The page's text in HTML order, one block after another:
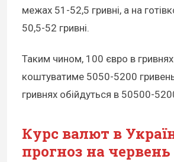
межах 51-52,5 гривні, а на
50,5-52 гривні.
Таким чином, 100 євро в гривнях
коштуватиме 5050-5200
гривнях обійдуться в 50500-
Курс валют в
прогноз на червень